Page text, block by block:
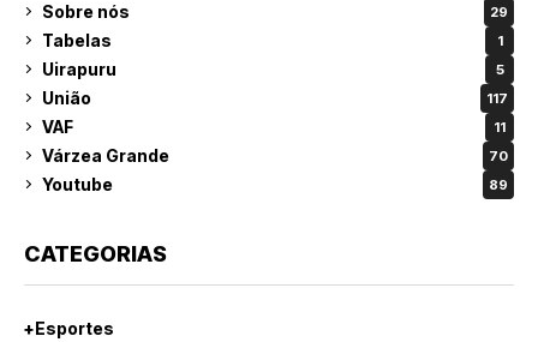
Sobre nós 29
Tabelas 1
Uirapuru 5
União 117
VAF 11
Várzea Grande 70
Youtube 89
CATEGORIAS
+Esportes